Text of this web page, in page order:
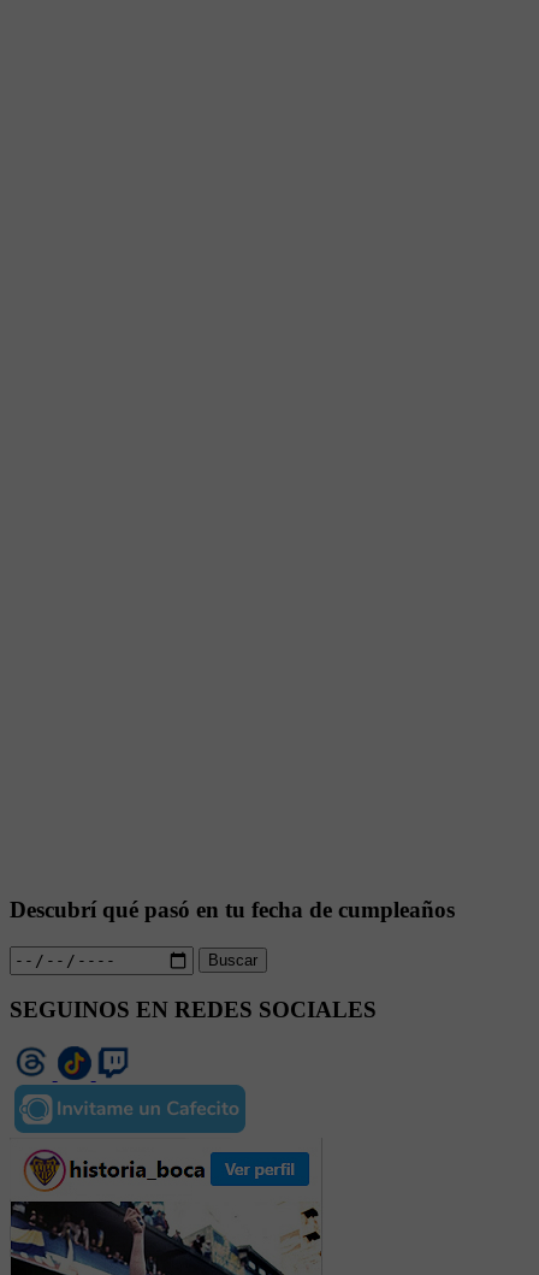
Descubrí qué pasó en tu fecha de cumpleaños
Buscar
SEGUINOS EN REDES SOCIALES